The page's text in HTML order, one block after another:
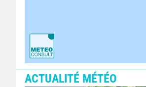
ACTUALITÉ MÉTÉO